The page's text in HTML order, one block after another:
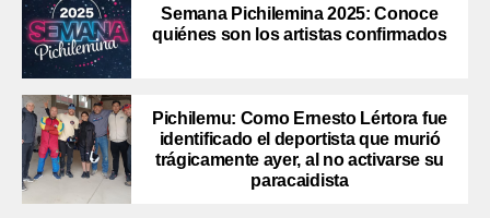
Semana Pichilemina 2025: Conoce
quiénes son los artistas confirmados
Pichilemu: Como Ernesto Lértora fue
identificado el deportista que murió
trágicamente ayer, al no activarse su
paracaidista